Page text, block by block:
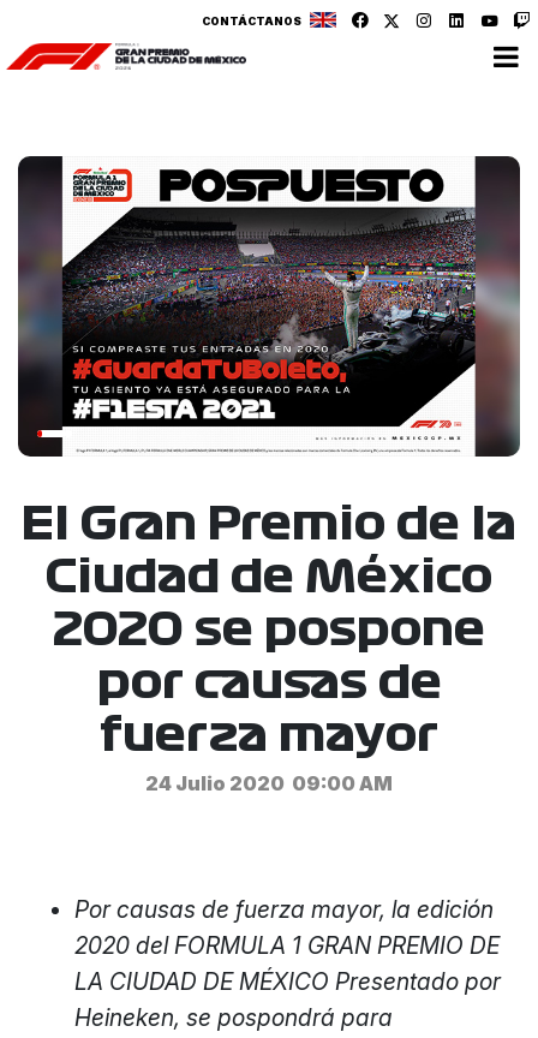
CONTÁCTANOS
El Gran Premio de la
Ciudad de México
2020 se pospone
por causas de
fuerza mayor
24 Julio 2020 09:00 AM
Por causas de fuerza mayor, la edición
2020 del FORMULA 1 GRAN PREMIO DE
LA CIUDAD DE MÉXICO Presentado por
Heineken, se pospondrá para